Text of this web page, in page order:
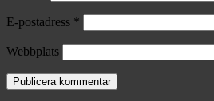
E-postadress *
Webbplats